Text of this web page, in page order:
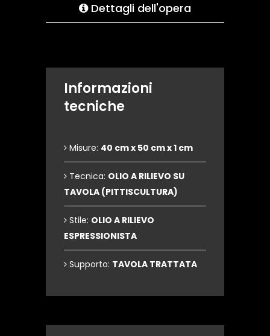
Dettagli dell'opera
Informazioni
tecniche
Misure: 40 cm x 50 cm x 1 cm
Tecnica: OLIO A RILIEVO SU
TAVOLA (PITTISCULTURA)
Stile: OLIO A RILIEVO
ESPRESSIONISTA
Supporto: TAVOLA TRATTATA